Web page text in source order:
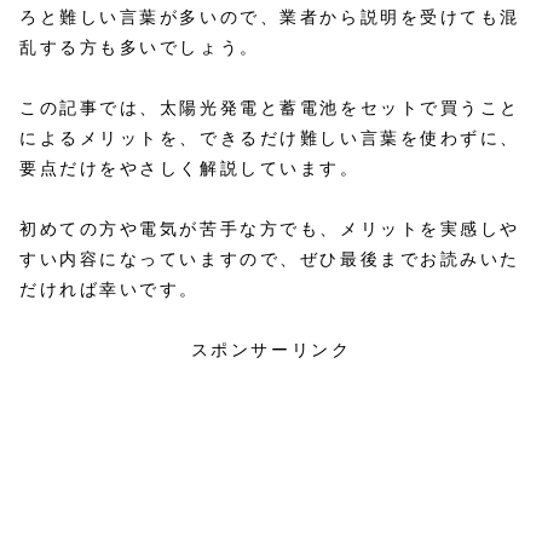
ろと難しい言葉が多いので、業者から説明を受けても混
乱する方も多いでしょう。
この記事では、太陽光発電と蓄電池をセットで買うこと
によるメリットを、できるだけ難しい言葉を使わずに、
要点だけをやさしく解説しています。
初めての方や電気が苦手な方でも、メリットを実感しや
すい内容になっていますので、ぜひ最後までお読みいた
だければ幸いです。
スポンサーリンク